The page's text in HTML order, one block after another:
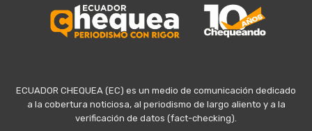
ECUADOR CHEQUEA (EC) es un medio de comunicación dedicado
a la cobertura noticiosa, al periodismo de largo aliento y a la
verificación de datos (fact-checking).